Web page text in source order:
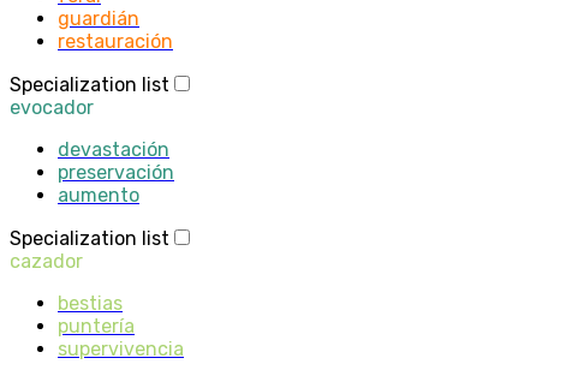
guardián
restauración
Specialization list
evocador
devastación
preservación
aumento
Specialization list
cazador
bestias
puntería
supervivencia